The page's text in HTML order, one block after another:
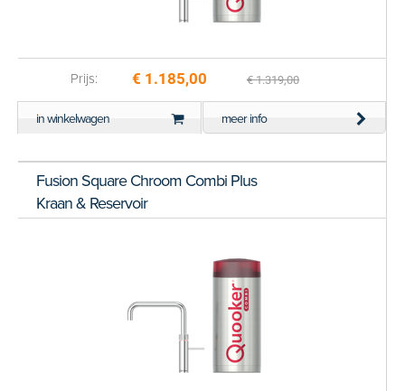
Prijs: € 1.185,00 € 1.319,00
in winkelwagen meer info
Fusion Square Chroom Combi Plus
Kraan & Reservoir